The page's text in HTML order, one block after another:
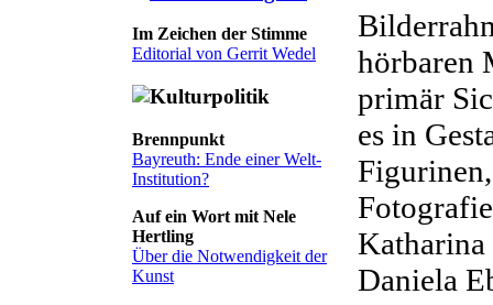
Im Zeichen der Stimme
Editorial von Gerrit Wedel
Brennpunkt
Bayreuth: Ende einer Welt-
Institution?
Auf ein Wort mit Nele
Hertling
Über die Notwendigkeit der
Kunst
hörbaren
primär
es in
Katharina
Daniela